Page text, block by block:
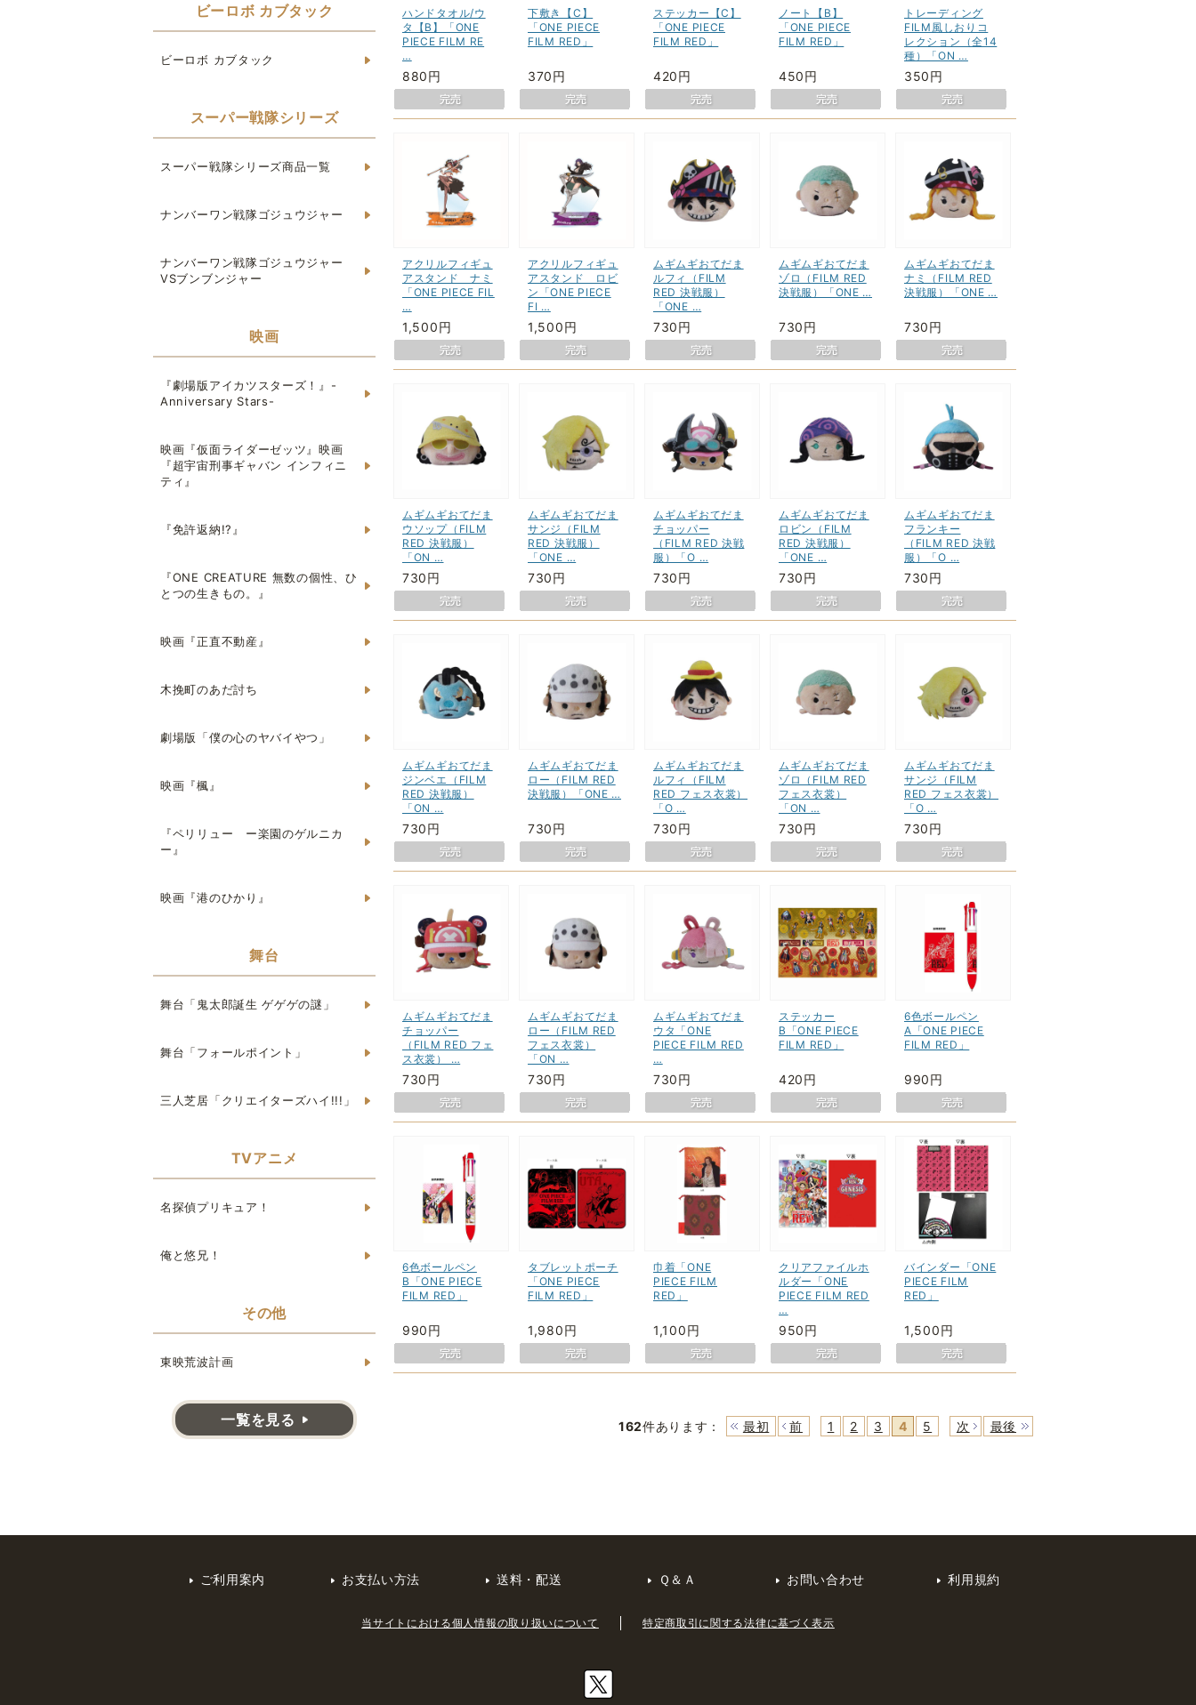
ハンドタオル/ウ
タ【B】「ONE
PIECE FILM RE
…
880円
下敷き【C】
「ONE PIECE
FILM RED」
370円
ステッカー【C】
「ONE PIECE
FILM RED」
420円
ノート【B】
「ONE PIECE
FILM RED」
450円
トレーディング
FILM風しおりコ
レクション（全14
種）「ON …
350円
アクリルフィギュ
アスタンド ナミ
「ONE PIECE FIL
…
1,500円
アクリルフィギュ
アスタンド ロビ
ン「ONE PIECE
FI …
1,500円
ムギムギおてだま
ルフィ（FILM
RED 決戦服）
「ONE …
730円
ムギムギおてだま
ゾロ（FILM RED
決戦服）「ONE …
730円
ムギムギおてだま
ナミ（FILM RED
決戦服）「ONE …
730円
ムギムギおてだま
ウソップ（FILM
RED 決戦服）
「ON …
730円
ムギムギおてだま
サンジ（FILM
RED 決戦服）
「ONE …
730円
ムギムギおてだま
チョッパー
（FILM RED 決戦
服）「O …
730円
ムギムギおてだま
ロビン（FILM
RED 決戦服）
「ONE …
730円
ムギムギおてだま
フランキー
（FILM RED 決戦
服）「O …
730円
ムギムギおてだま
ジンベエ（FILM
RED 決戦服）
「ON …
730円
ムギムギおてだま
ロー（FILM RED
決戦服）「ONE …
730円
ムギムギおてだま
ルフィ（FILM
RED フェス衣裳）
「O …
730円
ムギムギおてだま
ゾロ（FILM RED
フェス衣裳）
「ON …
730円
ムギムギおてだま
サンジ（FILM
RED フェス衣裳）
「O …
730円
ムギムギおてだま
チョッパー
（FILM RED フェ
ス衣裳） …
730円
ムギムギおてだま
ロー（FILM RED
フェス衣裳）
「ON …
730円
ムギムギおてだま
ウタ「ONE
PIECE FILM RED
…
730円
ステッカー
B「ONE PIECE
FILM RED」
420円
6色ボールペン
A「ONE PIECE
FILM RED」
990円
6色ボールペン
B「ONE PIECE
FILM RED」
990円
タブレットポーチ
「ONE PIECE
FILM RED」
1,980円
巾着「ONE
PIECE FILM
RED」
1,100円
クリアファイルホ
ルダー「ONE
PIECE FILM RED
…
950円
バインダー「ONE
PIECE FILM
RED」
1,500円
162件あります ： 最初 前 1 2 3 4 5 次 最後
ビーロボ カブタック
ビーロボ カブタック
スーパー戦隊シリーズ
スーパー戦隊シリーズ商品一覧
ナンバーワン戦隊ゴジュウジャー
ナンバーワン戦隊ゴジュウジャー
VSブンブンジャー
映画
『劇場版アイカツスターズ！』-
Anniversary Stars-
映画『仮面ライダーゼッツ』映画
『超宇宙刑事ギャバン インフィニ
ティ』
『免許返納!?』
『ONE CREATURE 無数の個性、ひ
とつの生きもの。』
映画『正直不動産』
木挽町のあだ討ち
劇場版「僕の心のヤバイやつ」
映画『楓』
『ペリリュー ー楽園のゲルニカ
ー』
映画『港のひかり』
舞台
舞台「鬼太郎誕生 ゲゲゲの謎」
舞台「フォールポイント」
三人芝居「クリエイターズハイ!!!」
TVアニメ
名探偵プリキュア！
俺と悠兄！
その他
東映荒波計画
一覧を見る
ご利用案内 お支払い方法 送料・配送 Ｑ＆Ａ お問い合わせ 利用規約
当サイトにおける個人情報の取り扱いについて 特定商取引に関する法律に基づく表示